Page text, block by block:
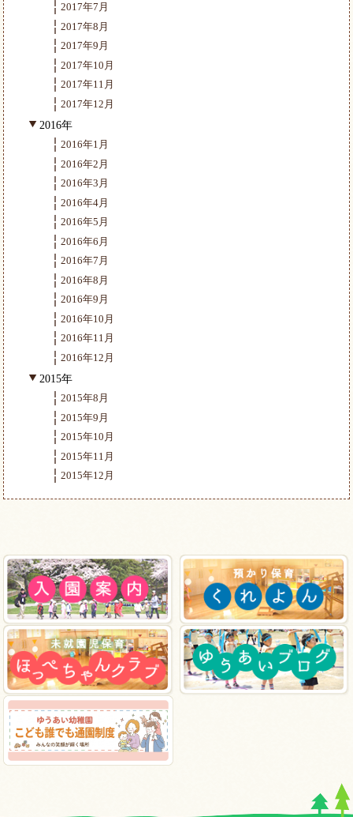
2017年7月
2017年8月
2017年9月
2017年10月
2017年11月
2017年12月
2016年
2016年1月
2016年2月
2016年3月
2016年4月
2016年5月
2016年6月
2016年7月
2016年8月
2016年9月
2016年10月
2016年11月
2016年12月
2015年
2015年8月
2015年9月
2015年10月
2015年11月
2015年12月